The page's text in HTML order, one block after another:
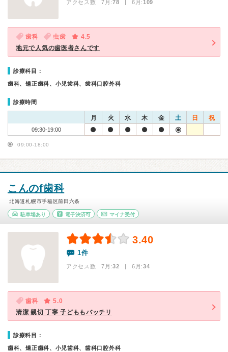
アクセス数 7月:78 | 6月:109
歯科 虫歯
4.5
地元で人気の歯医者さんです
診療科目：
歯科、矯正歯科、小児歯科、歯科口腔外科
診療時間
月 火 水 木 金 土 日 祝
09:30-19:00
09:00-18:00
こんのf歯科
北海道札幌市手稲区前田六条
駐車場あり 電子決済可 マイナ受付
3.40
1件
アクセス数 7月:32 | 6月:34
歯科
5.0
清潔 親切 丁寧 子どももバッチリ
診療科目：
歯科、矯正歯科、小児歯科、歯科口腔外科